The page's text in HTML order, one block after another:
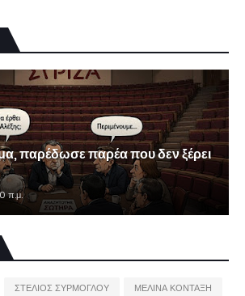
παρέδωσε παρέα που δεν ξέρει
π.μ.
ΣΤΕΛΙΟΣ ΣΥΡΜΟΓΛΟΥ
ΜΕΛΙΝΑ ΚΟΝΤΑΞΗ